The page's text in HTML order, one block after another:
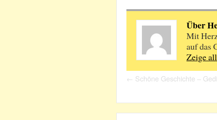
Über
Mit
auf das
Zeige
← Schöne Geschichte –